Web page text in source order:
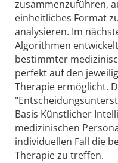
zusammenzuführen,
einheitliches Format
analysieren. Im
Algorithmen
bestimmter
perfekt auf den
Therapie ermöglicht.
Basis Künstlicher
medizinischen
individuellen Fall die
Therapie zu treffen.